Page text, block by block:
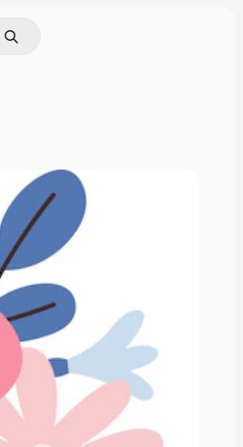
по изображению
Поиск